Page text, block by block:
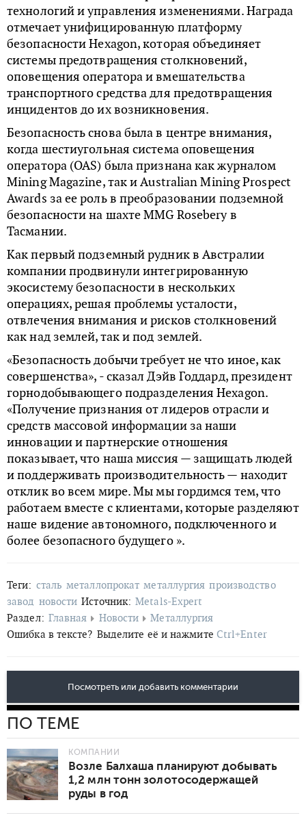
технологий и управления изменениями. Награда
отмечает унифицированную платформу
безопасности Hexagon, которая объединяет
системы предотвращения столкновений,
оповещения оператора и вмешательства
транспортного средства для предотвращения
инцидентов до их возникновения.
Безопасность снова была в центре внимания,
когда шестиугольная система оповещения
оператора (OAS) была признана как журналом
Mining Magazine, так и Australian Mining Prospect
Awards за ее роль в преобразовании подземной
безопасности на шахте MMG Rosebery в
Тасмании.
Как первый подземный рудник в Австралии
компании продвинули интегрированную
экосистему безопасности в нескольких
операциях, решая проблемы усталости,
отвлечения внимания и рисков столкновений
как над землей, так и под землей.
«Безопасность добычи требует не что иное, как
совершенства», - сказал Дэйв Годдард, президент
горнодобывающего подразделения Hexagon.
«Получение признания от лидеров отрасли и
средств массовой информации за наши
инновации и партнерские отношения
показывает, что наша миссия — защищать людей
и поддерживать производительность — находит
отклик во всем мире. Мы мы гордимся тем, что
работаем вместе с клиентами, которые разделяют
наше видение автономного, подключенного и
более безопасного будущего ».
Теги: сталь металлопрокат металлургия производство
завод новости Источник: Metals-Expert
Раздел: Главная Новости
Металлургия
Ошибка в тексте? Выделите её и нажмите Ctrl+Enter
Посмотреть или добавить комментарии
ПО ТЕМЕ
КОМПАНИИ
Возле Балхаша планируют добывать
1,2 млн тонн золотосодержащей
руды в год